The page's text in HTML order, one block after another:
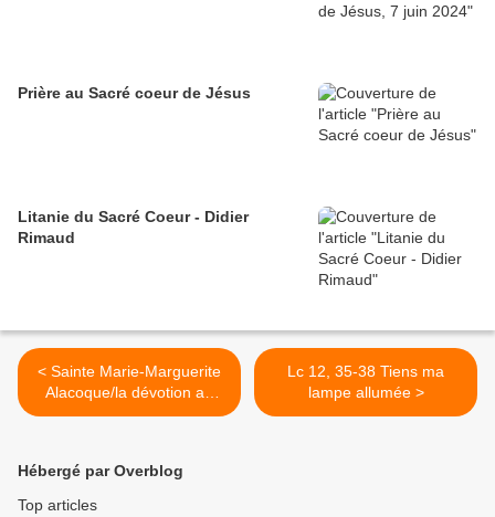
Prière au Sacré coeur de Jésus
Litanie du Sacré Coeur - Didier
Rimaud
< Sainte Marie-Marguerite
Alacoque/la dévotion au
Sacré Coeur
Lc 12, 35-38 Tiens ma
lampe allumée >
Hébergé par Overblog
Top articles